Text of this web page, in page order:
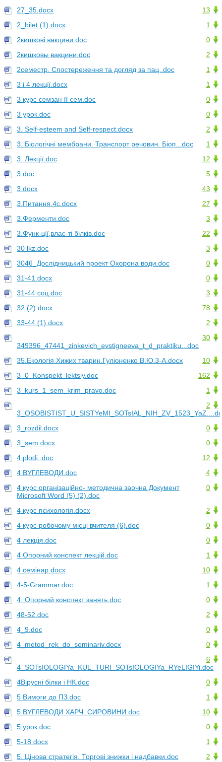
13
27_35.docx
1
2_bilet (1).docx
0
2кишкові вакцини.doc
2
2кишковы вакцини.doc
1
2семестр. Спостереження та догляд за пац..doc
1
3 і 4 лекції.docx
0
3 курс семзан ІІ сем.doc
0
3 урок.doc
2
3. Self-esteem and Self-respect.docx
1
3. Біологічні мембрани. Транспорт речовин. Біоп...doc
12
3. Лекції.doc
5
3.doc
43
3.docx
27
3.Питання.4с.docx
3
3.Ферменти.doc
22
3.Функ-ції,влас-ті білків.doc
3
30 lkz.doc
0
3046_Дослідницький проект Охорона води.doc
0
31-41.docx
3
31-44 соц.doc
78
32 (2).docx
2
33-44 (1).docx
30
349396_47441_zinkevich_evstigneeva_t_d_praktiku...doc
10
35.Екологія Хижих тварин.Гуліоненко В.Ю.3-А.docx
162
3_0_Konspekt_lektsiy.doc
1
3_kurs_1_sem_krim_pravo.doc
2
0
3_rozdil.docx
0
3_sem.docx
12
4 plodi..doc
4
4 ВУГЛЕВОДИ.doc
0
4 курс організаційно- методична заочна Документ
Microsoft Word (5) (2).doc
2
4 курс психологія.docx
0
4 курс робочому місці вчителя (6).doc
0
4 лекція.doc
1
4 Опорний конспект лекцій.doc
10
4 семінар.docx
1
4-5-Grammar.doc
0
4. Опорний конспект занять.doc
2
48-52.doc
0
4_9.doc
0
4_metod_rek_do_seminariv.docx
6
4_SOTsIOLOGIYa_KUL_TURI_SOTsIOLOGIYa_RYeLIGIYi.doc
0
4Вірусні білки і НК.doc
1
5 Вимоги до ПЗ.doc
10
5 ВУГЛЕВОДИ ХАРЧ. СИРОВИНИ.doc
0
5 урок.doc
1
5-18.docx
2
5. Цінова стратегія. Торгові знижки і надбавки.doc